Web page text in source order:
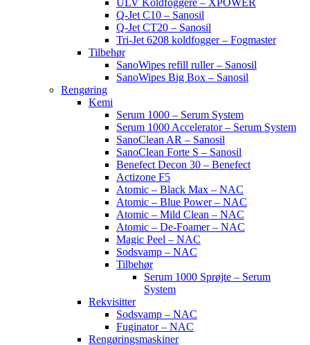
ULV Koldfoggere – XPOWER
Q-Jet C10 – Sanosil
Q-Jet CT20 – Sanosil
Tri-Jet 6208 koldfogger – Fogmaster
Tilbehør
SanoWipes refill ruller – Sanosil
SanoWipes Big Box – Sanosil
Rengøring
Kemi
Serum 1000 – Serum System
Serum 1000 Accelerator – Serum System
SanoClean AR – Sanosil
SanoClean Forte S – Sanosil
Benefect Decon 30 – Benefect
Actizone F5
Atomic – Black Max – NAC
Atomic – Blue Power – NAC
Atomic – Mild Clean – NAC
Atomic – De-Foamer – NAC
Magic Peel – NAC
Sodsvamp – NAC
Tilbehør
Serum 1000 Sprøjte – Serum
System
Rekvisitter
Sodsvamp – NAC
Fuginator – NAC
Rengøringsmaskiner